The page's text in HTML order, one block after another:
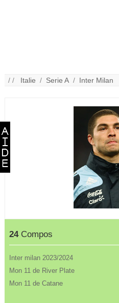
/ / Italie / Serie A / Inter Milan
24Compos
Inter milan 2023/2024
Mon 11 de River Plate
Mon 11 de Catane